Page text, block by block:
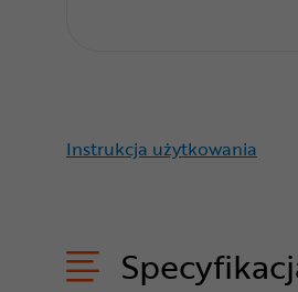
Instrukcja użytkowania